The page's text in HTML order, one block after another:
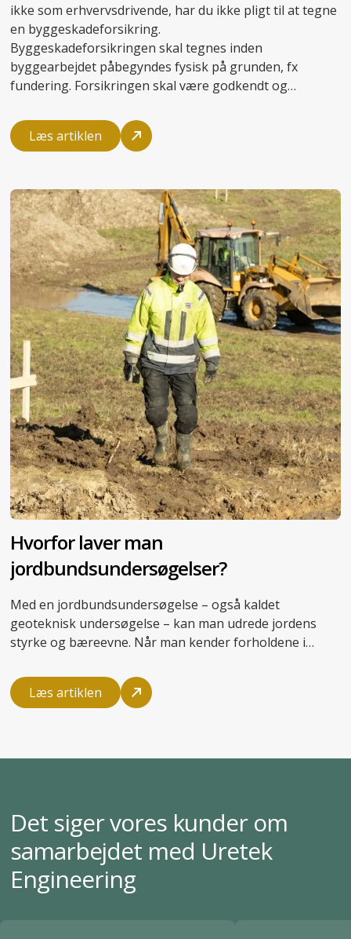
ikke som erhvervsdrivende, har du ikke pligt til at tegne
en byggeskadeforsikring.
Byggeskadeforsikringen skal tegnes inden
byggearbejdet påbegyndes fysisk på grunden, fx
fundering. Forsikringen skal være godkendt og
byggesagsbehandlingen. Det er den professionelle
partner, der står for opførelsen af huset, som skal
Læs artiklen
Hvorfor laver man
jordbundsundersøgelser?
Med en jordbundsundersøgelse – også kaldet
geoteknisk undersøgelse – kan man udrede jordens
styrke og bæreevne. Når man kender forholdene i
sætningsskader, eller hvordan
skal gribes an. På den måde sikres fagligheden gennem
Læs artiklen
Det siger vores kunder om
samarbejdet med Uretek
Engineering